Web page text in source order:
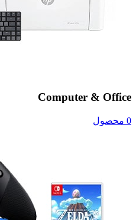
Computer & Office
0 محصول